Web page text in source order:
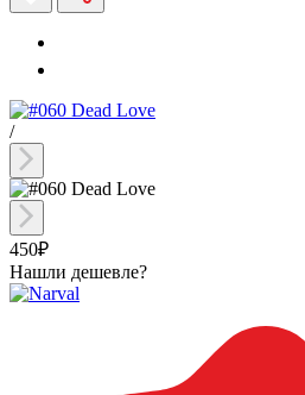
/
450₽
Нашли дешевле?